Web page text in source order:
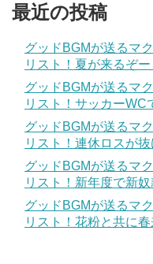
最近の投稿
グッドBGMが送るマ
リスト！夏が来るぞー
グッドBGMが送るマ
リスト！サッカーWC
グッドBGMが送るマ
リスト！連休ロスが
グッドBGMが送るマ
リスト！新年度で新
グッドBGMが送るマ
リスト！花粉と共に